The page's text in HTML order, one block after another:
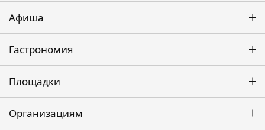
Афиша
Гастрономия
Площадки
Организациям